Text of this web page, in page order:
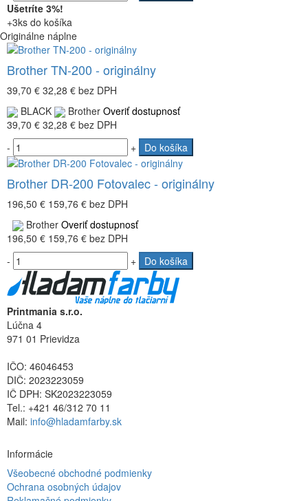
Ušetríte 3%!
+3ks do košíka
Originálne náplne
Brother TN-200 - originálny
39,70 € 32,28 € bez DPH
BLACK
Brother Overiť dostupnosť
39,70 € 32,28 € bez DPH
-
+ Do košíka
Brother DR-200 Fotovalec - originálny
196,50 € 159,76 € bez DPH
Brother Overiť dostupnosť
196,50 € 159,76 € bez DPH
-
+ Do košíka
Printmania s.r.o.
Lúčna 4
971 01 Prievidza
IČO: 46046453
DIČ: 2023223059
IČ DPH: SK2023223059
Tel.: +421 46/312 70 11
Mail: info@hladamfarby.sk
Informácie
Všeobecné obchodné podmienky
Ochrana osobných údajov